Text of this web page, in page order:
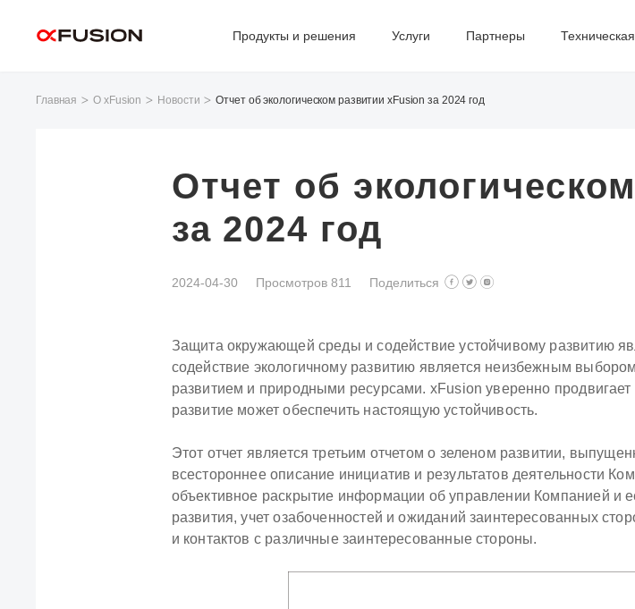
Продукты и решения Услуги Партнеры
Главная О xFusion Новости Отчет об экологическом развитии xFusion за 2024 год
Отчет об
за 2024 год
2024-04-30 Просмотров 811 Поделиться
Защита окружающей среды и содействие устойчивому развитию
содействие экологичному развитию является неизбежным
развитием и природными ресурсами. xFusion уверенно продвигает
развитие может обеспечить настоящую устойчивость.
Этот отчет является третьим отчетом о зеленом развитии,
всестороннее описание инициатив и результатов деятельности
объективное раскрытие информации об управлении Компанией и
развития, учет озабоченностей и ожиданий заинтересованных
и контактов с различные заинтересованные стороны.